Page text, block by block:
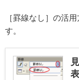
［罫線なし］の活
す。